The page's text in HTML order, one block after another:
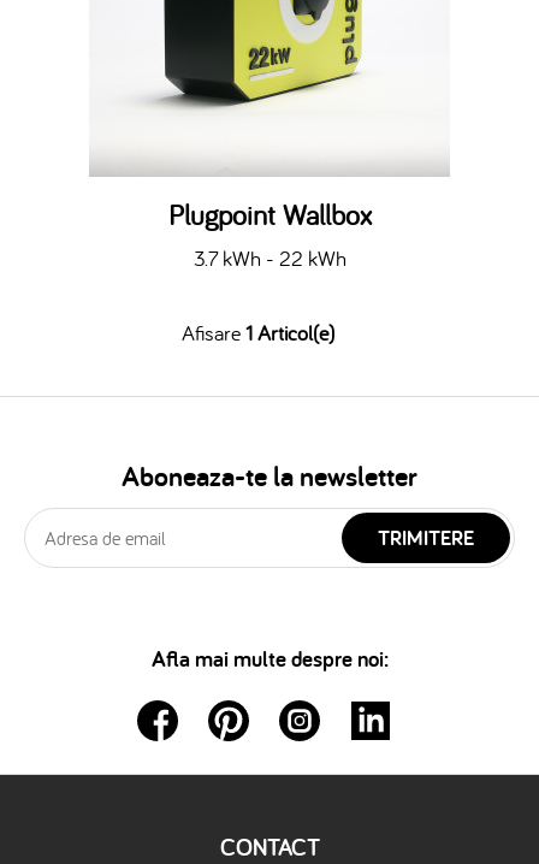
Plugpoint Wallbox
3.7 kWh - 22 kWh
Afisare1 Articol(e)
Aboneaza-te la newsletter
TRIMITERE
Afla mai multe despre noi:
CONTACT